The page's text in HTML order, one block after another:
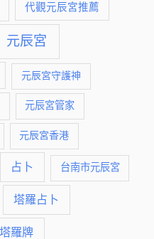
代觀元辰宮推薦
元辰宮
元辰宮守護神
元辰宮管家
元辰宮香港
占卜 台南市元辰宮
塔羅占卜
塔羅牌